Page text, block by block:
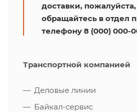
доставки, пожалуйста,
обращайтесь в отдел
телефону 8 (000) 000-
Транспортной компанией
Деловые линии
Байкал-сервис